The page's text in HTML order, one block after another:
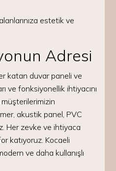
estetik ve
Adresi
katan duvar paneli ve
ve fonksiyonellik ihtiyacını
akustik panel, PVC
Her zevke ve ihtiyaca
katıyoruz. Kocaeli
ve daha kullanışlı